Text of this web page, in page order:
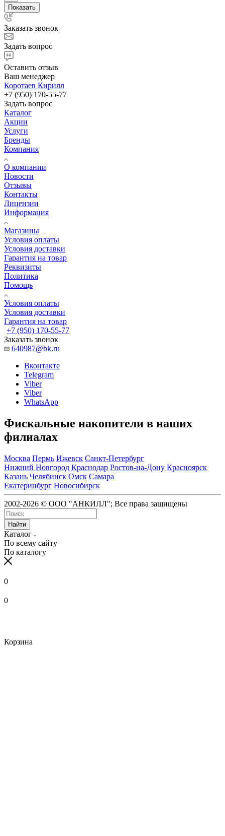
Показать
Заказать звонок
Задать вопрос
Оставить отзыв
Ваш менеджер
Коротаев Кирилл
+7 (950) 170-55-77
Задать вопрос
Каталог
Акции
Услуги
Бренды
Компания
О компании
Новости
Отзывы
Контакты
Лицензии
Информация
Магазины
Условия оплаты
Условия доставки
Гарантия на товар
Реквизиты
Политика
Помощь
Условия оплаты
Условия доставки
Гарантия на товар
+7 (950) 170-55-77
Заказать звонок
640987@bk.ru
Вконтакте
Telegram
Viber
Viber
WhatsApp
Фискальные накопители в наших
филиалах
Москва Пермь Ижевск Санкт-Петербург
Нижний Новгород Краснодар Ростов-на-Дону Красноярск
Казань Челябинск Омск Самара
Екатеринбург Новосибирск
2002-2026 © ООО "АНКИЛЛ"; Все права защищены
Найти
Каталог
По всему сайту
По каталогу
0
0
Корзина